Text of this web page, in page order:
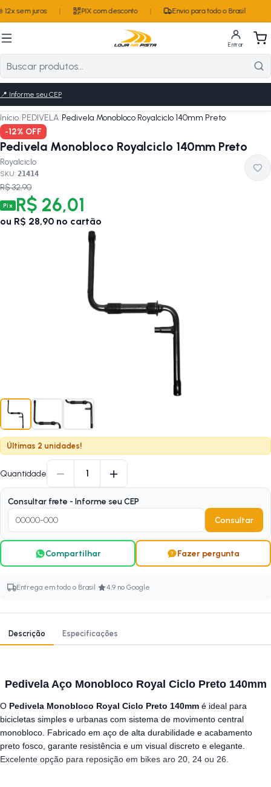
sem juros PIX com desconto Envio para todo o Brasil
Entrar
📍 Informe seu CEP
Início/PEDIVELA/Pedivela Monobloco Royalciclo 140mm Preto
-12% OFF
Pedivela Monobloco Royalciclo 140mm Preto
Royalciclo
SKU: 21414
R$ 32,90
Pix R$ 26,01
ou R$ 28,90 no cartão
Últimas 2 unidades!
Quantidade − 1 +
Consultar frete - Informe seu CEP
Consultar
Compartilhar Fazer pergunta
Entrega em todo o Brasil · 4,9 no Google
Descrição Especificações
Pedivela Aço Monobloco Royal Ciclo Preto 140mm
O Pedivela Monobloco Royal Ciclo Preto 140mm é ideal para
bicicletas simples e urbanas com sistema de movimento central
monobloco. Fabricado em aço de alta durabilidade e acabamento
preto fosco, garante resistência e um visual discreto e elegante.
Excelente opção para reposição em bikes aro 20, 24 ou 26.